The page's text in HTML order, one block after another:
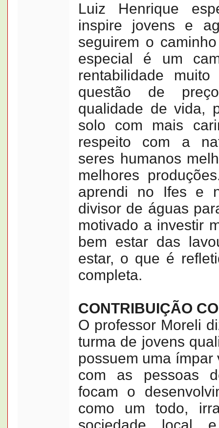
Luiz Henrique
inspire jovens e
seguirem o
especial é um
rentabilidade
questão de
qualidade de vida,
solo com mais
respeito com a
seres humanos
melhores
aprendi no Ifes e
divisor de águas
motivado a investir
bem estar das
estar, o que é
completa.
CONTRIBUIÇÃO
O professor Moreli
turma de jovens
possuem uma
com as pessoas
focam o
como um todo,